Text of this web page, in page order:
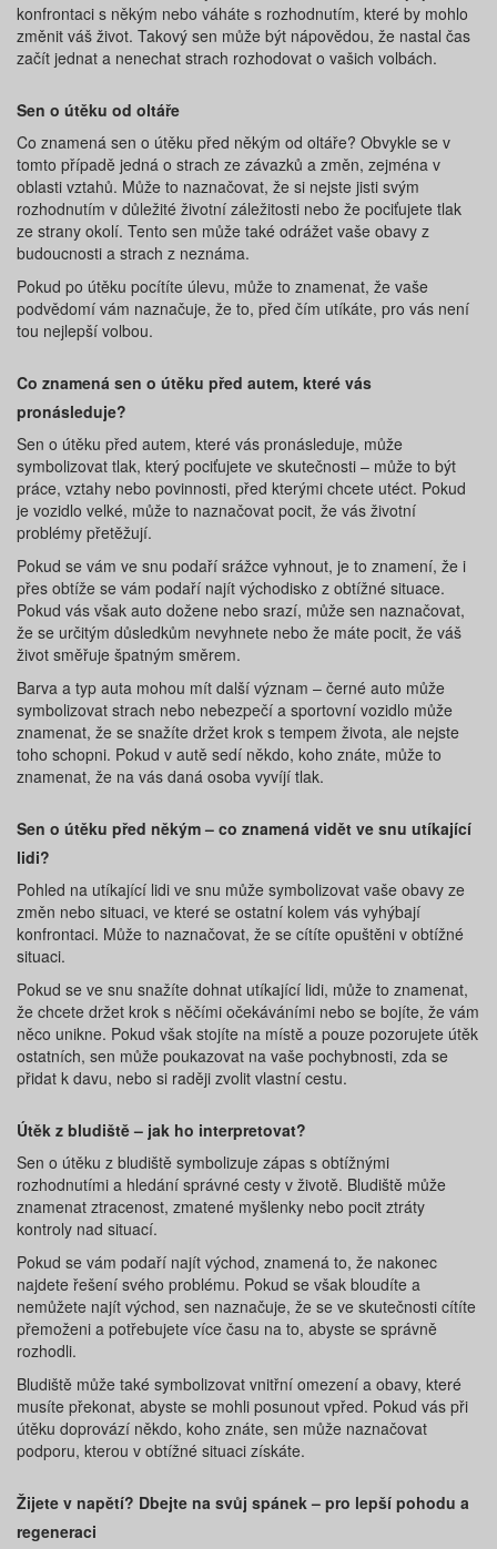
konfrontaci s někým nebo váháte s rozhodnutím, které by mohlo
změnit váš život. Takový sen může být nápovědou, že nastal čas
začít jednat a nenechat strach rozhodovat o vašich volbách.
Sen o útěku od oltáře
Co znamená sen o útěku před někým od oltáře? Obvykle se v
tomto případě jedná o strach ze závazků a změn, zejména v
oblasti vztahů. Může to naznačovat, že si nejste jisti svým
rozhodnutím v důležité životní záležitosti nebo že pociťujete tlak
ze strany okolí. Tento sen může také odrážet vaše obavy z
budoucnosti a strach z neznáma.
Pokud po útěku pocítíte úlevu, může to znamenat, že vaše
podvědomí vám naznačuje, že to, před čím utíkáte, pro vás není
tou nejlepší volbou.
Co znamená sen o útěku před autem, které vás
pronásleduje?
Sen o útěku před autem, které vás pronásleduje, může
symbolizovat tlak, který pociťujete ve skutečnosti – může to být
práce, vztahy nebo povinnosti, před kterými chcete utéct. Pokud
je vozidlo velké, může to naznačovat pocit, že vás životní
problémy přetěžují.
Pokud se vám ve snu podaří srážce vyhnout, je to znamení, že i
přes obtíže se vám podaří najít východisko z obtížné situace.
Pokud vás však auto dožene nebo srazí, může sen naznačovat,
že se určitým důsledkům nevyhnete nebo že máte pocit, že váš
život směřuje špatným směrem.
Barva a typ auta mohou mít další význam – černé auto může
symbolizovat strach nebo nebezpečí a sportovní vozidlo může
znamenat, že se snažíte držet krok s tempem života, ale nejste
toho schopni. Pokud v autě sedí někdo, koho znáte, může to
znamenat, že na vás daná osoba vyvíjí tlak.
Sen o útěku před někým – co znamená vidět ve snu utíkající
lidi?
Pohled na utíkající lidi ve snu může symbolizovat vaše obavy ze
změn nebo situaci, ve které se ostatní kolem vás vyhýbají
konfrontaci. Může to naznačovat, že se cítíte opuštěni v obtížné
situaci.
Pokud se ve snu snažíte dohnat utíkající lidi, může to znamenat,
že chcete držet krok s něčími očekáváními nebo se bojíte, že vám
něco unikne. Pokud však stojíte na místě a pouze pozorujete útěk
ostatních, sen může poukazovat na vaše pochybnosti, zda se
přidat k davu, nebo si raději zvolit vlastní cestu.
Útěk z bludiště – jak ho interpretovat?
Sen o útěku z bludiště symbolizuje zápas s obtížnými
rozhodnutími a hledání správné cesty v životě. Bludiště může
znamenat ztracenost, zmatené myšlenky nebo pocit ztráty
kontroly nad situací.
Pokud se vám podaří najít východ, znamená to, že nakonec
najdete řešení svého problému. Pokud se však bloudíte a
nemůžete najít východ, sen naznačuje, že se ve skutečnosti cítíte
přemoženi a potřebujete více času na to, abyste se správně
rozhodli.
Bludiště může také symbolizovat vnitřní omezení a obavy, které
musíte překonat, abyste se mohli posunout vpřed. Pokud vás při
útěku doprovází někdo, koho znáte, sen může naznačovat
podporu, kterou v obtížné situaci získáte.
Žijete v napětí? Dbejte na svůj spánek – pro lepší pohodu a
regeneraci